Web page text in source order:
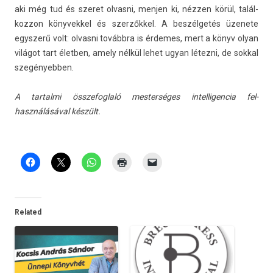
aki még tud és szeret ol­vasni, menj­en ki, nézzen körül, talál­
kozzon könyvek­kel és szerzőkkel. A beszélgetés üzenete
egysz­erű volt: ol­vasni továbbra is érdemes, mert a könyv olyan
világot tart életb­en, amely nélkül lehet ugyan létezni, de sokk­al
szegényebb­en.
A tar­talmi összefogl­aló mes­terséges in­tel­ligen­cia fel­
használásáv­al készült.
Related